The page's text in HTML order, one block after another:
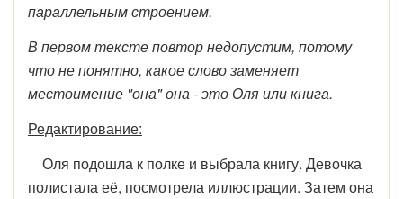
параллельным строением.
В первом тексте повтор недопустим, потому
что не понятно, какое слово заменяет
местоимение "она" она - это Оля или книга.
Редактирование:
Оля подошла к полке и выбрала книгу. Девочка
полистала её, посмотрела иллюстрации. Затем она